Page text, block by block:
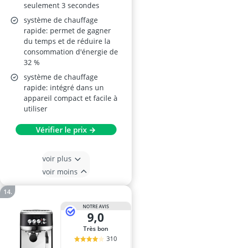
seulement 3 secondes
système de chauffage
rapide: permet de gagner
du temps et de réduire la
consommation d'énergie de
32 %
système de chauffage
rapide: intégré dans un
appareil compact et facile à
utiliser
Vérifier le prix →
voir plus
voir moins
NOTRE AVIS
9,0
Très bon
310